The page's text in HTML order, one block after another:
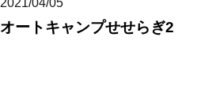
2021/04/05
オートキャンプせせらぎ2